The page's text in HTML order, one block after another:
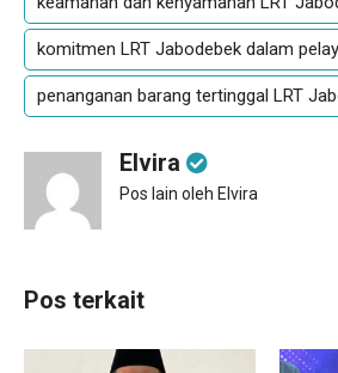
komitmen LRT Jabodebek dalam
penanganan barang tertinggal LRT
Elvira
Pos lain oleh Elvira
Pos terkait